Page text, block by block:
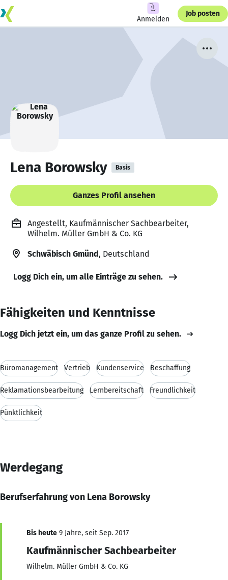
Anmelden
Job posten
Lena Borowsky Basis
Ganzes Profil ansehen
Angestellt, Kaufmännischer Sachbearbeiter,
Wilhelm. Müller GmbH & Co. KG
Schwäbisch Gmünd, Deutschland
Logg Dich ein, um alle Einträge zu sehen.
Fähigkeiten und Kenntnisse
Logg Dich jetzt ein, um das ganze Profil zu sehen.
Büromanagement Vertrieb Kundenservice Beschaffung
Reklamationsbearbeitung Lernbereitschaft Freundlichkeit
Pünktlichkeit
Werdegang
Berufserfahrung von Lena Borowsky
Bis heute 9 Jahre, seit Sep. 2017
Kaufmännischer Sachbearbeiter
Wilhelm. Müller GmbH & Co. KG